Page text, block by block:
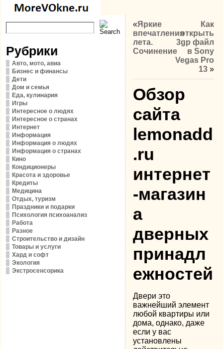
Рубрики
Авто, мото, авиа
Бизнес и финансы
Дети
Дом и семья
Еда, кулинария
Игры
Интересное о людях
Интересное о странах
Интернет
Информация
Информация о людях
Информация о странах
Кино
Кондиционеры
Красота и здоровье
Кредиты
Медицина
Отдых, туризм
Праздники и подарки
Психология психоанализ
Работа
Разное
Строительство и дизайн
Товары и услуги
Хард и софт
Экология
Экстросенсорика
«Яркие
впечатления
лета.
Сочинение
Как
открыть
3gp файл
в Sony
Vegas Pro
13 »
Обзор
сайта
lemonadd
.ru
интернет
-магазин
а
дверных
принадл
ежностей
Двери это
важнейший элемент
любой квартиры или
дома, однако, даже
если у вас
установлены